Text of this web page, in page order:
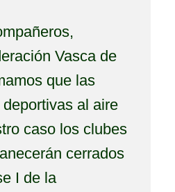
Vasca de
que las
al aire
caso los clubes
cerrados
I de la